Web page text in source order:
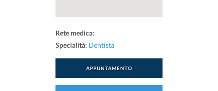
Rete medica:
Specialità: Dentista
APPUNTAMENTO